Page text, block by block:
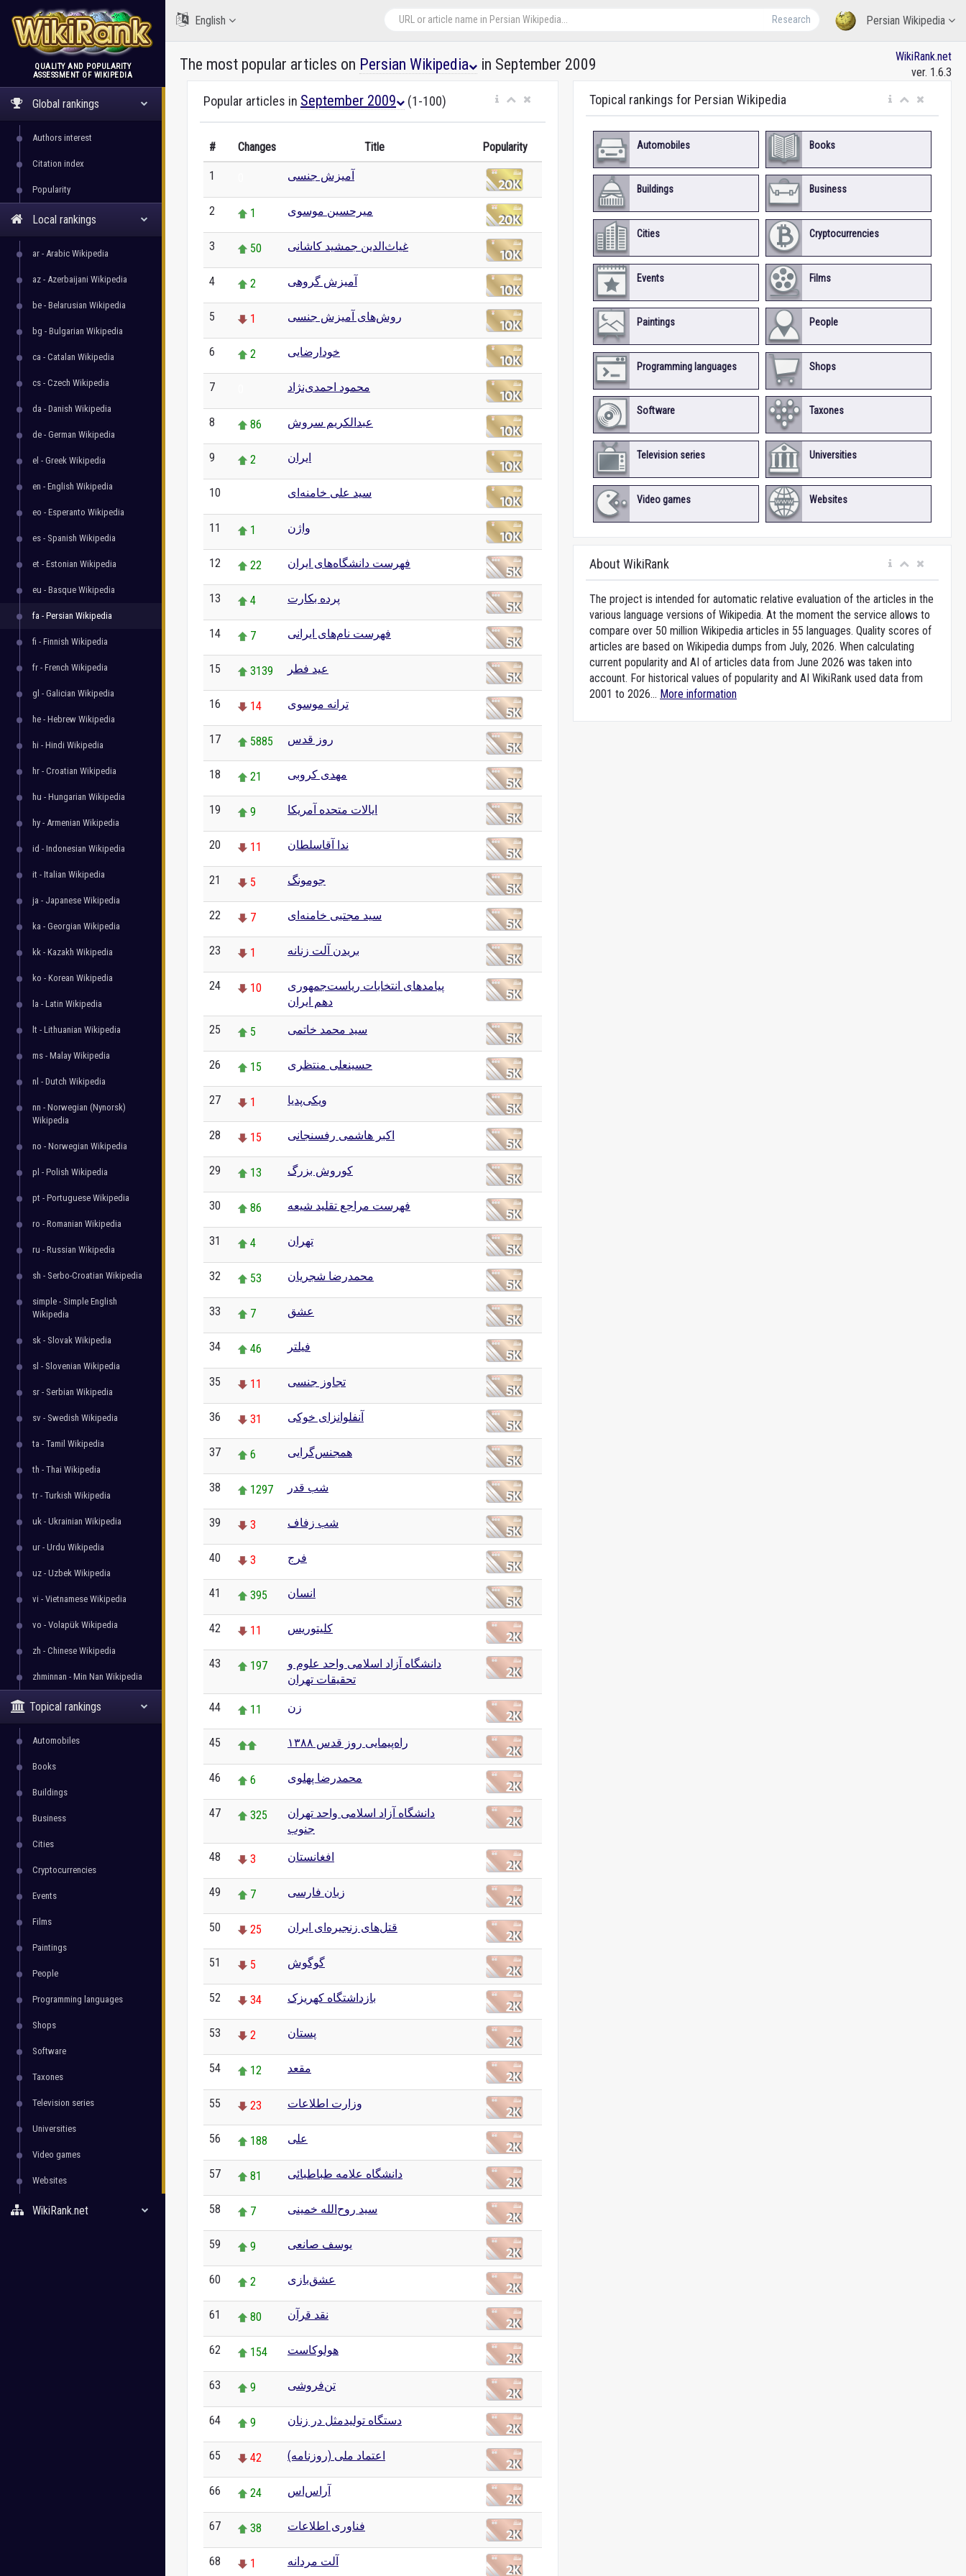
WikiRank
QUALITY AND POPULARITY
ASSESSMENT OF WIKIPEDIA
Global rankings
Authors interest
Citation index
Popularity
Local rankings
ar - Arabic Wikipedia
az - Azerbaijani Wikipedia
be - Belarusian Wikipedia
bg - Bulgarian Wikipedia
ca - Catalan Wikipedia
cs - Czech Wikipedia
da - Danish Wikipedia
de - German Wikipedia
el - Greek Wikipedia
en - English Wikipedia
eo - Esperanto Wikipedia
es - Spanish Wikipedia
et - Estonian Wikipedia
eu - Basque Wikipedia
fa - Persian Wikipedia
fi - Finnish Wikipedia
fr - French Wikipedia
gl - Galician Wikipedia
he - Hebrew Wikipedia
hi - Hindi Wikipedia
hr - Croatian Wikipedia
hu - Hungarian Wikipedia
hy - Armenian Wikipedia
id - Indonesian Wikipedia
it - Italian Wikipedia
ja - Japanese Wikipedia
ka - Georgian Wikipedia
kk - Kazakh Wikipedia
ko - Korean Wikipedia
la - Latin Wikipedia
lt - Lithuanian Wikipedia
ms - Malay Wikipedia
nl - Dutch Wikipedia
nn - Norwegian (Nynorsk)
Wikipedia
no - Norwegian Wikipedia
pl - Polish Wikipedia
pt - Portuguese Wikipedia
ro - Romanian Wikipedia
ru - Russian Wikipedia
sh - Serbo-Croatian Wikipedia
simple - Simple English
Wikipedia
sk - Slovak Wikipedia
sl - Slovenian Wikipedia
sr - Serbian Wikipedia
sv - Swedish Wikipedia
ta - Tamil Wikipedia
th - Thai Wikipedia
tr - Turkish Wikipedia
uk - Ukrainian Wikipedia
ur - Urdu Wikipedia
uz - Uzbek Wikipedia
vi - Vietnamese Wikipedia
vo - Volapük Wikipedia
zh - Chinese Wikipedia
zhminnan - Min Nan Wikipedia
Topical rankings
Automobiles
Books
Buildings
Business
Cities
Cryptocurrencies
Events
Films
Paintings
People
Programming languages
Shops
Software
Taxones
Television series
Universities
Video games
Websites
WikiRank.net
Persian Wikipedia
Research
English
The most popular articles on Persian Wikipedia in September 2009
WikiRank.net
ver. 1.6.3
Popular articles in September 2009 (1-100)
# Changes Title Popularity
1 آمیزش جنسی
2 1 میرحسین موسوی
3 50 غیاث‌الدین جمشید کاشانی
4 2 آمیزش گروهی
5 1 روش‌های آمیزش جنسی
6 2 خودارضایی
7 محمود احمدی‌نژاد
8 86 عبدالکریم سروش
9 2 ایران
10 سید علی خامنه‌ای
11 1 واژن
12 22 فهرست دانشگاه‌های ایران
13 4 پرده بکارت
14 7 فهرست نام‌های ایرانی
15 3139 عید فطر
16 14 ترانه موسوی
17 5885 روز قدس
18 21 مهدی کروبی
19 9 ایالات متحده آمریکا
20 11 ندا آقاسلطان
21 5 جومونگ
22 7 سید مجتبی خامنه‌ای
23 1 بریدن آلت زنانه
24 10
پیامدهای انتخابات ریاست‌جمهوری
دهم ایران
25 5 سید محمد خاتمی
26 15 حسینعلی منتظری
27 1 ویکی‌پدیا
28 15 اکبر هاشمی رفسنجانی
29 13 کوروش بزرگ
30 86 فهرست مراجع تقلید شیعه
31 4 تهران
32 53 محمدرضا شجریان
33 7 عشق
34 46 فیلتر
35 11 تجاوز جنسی
36 31 آنفلوانزای خوکی
37 6 همجنس‌گرایی
38 1297 شب قدر
39 3 شب زفاف
40 3 فرج
41 395 انسان
42 11 کلیتوریس
43 197
دانشگاه آزاد اسلامی واحد علوم و
تحقیقات تهران
44 11 زن
45 راه‌پیمایی روز قدس ۱۳۸۸
46 6 محمدرضا پهلوی
47 325
دانشگاه آزاد اسلامی واحد تهران
جنوب
48 3 افغانستان
49 7 زبان فارسی
50 25 قتل‌های زنجیره‌ای ایران
51 5 گوگوش
52 34 بازداشتگاه کهریزک
53 2 پستان
54 12 مقعد
55 23 وزارت اطلاعات
56 188 علی
57 81 دانشگاه علامه طباطبائی
58 7 سید روح‌الله خمینی
59 9 یوسف صانعی
60 2 عشق‌بازی
61 80 نقد قرآن
62 154 هولوکاست
63 9 تن‌فروشی
64 9 دستگاه تولیدمثل در زنان
65 42 اعتماد ملی (روزنامه)
66 24 آراس‌اس
67 38 فناوری اطلاعات
68 1 آلت مردانه
Topical rankings for Persian Wikipedia
Automobiles Books
Buildings Business
Cities Cryptocurrencies
Events Films
Paintings People
Programming languages Shops
Software Taxones
Television series Universities
Video games Websites
About WikiRank
The project is intended for automatic relative evaluation of the articles in the
various language versions of Wikipedia. At the moment the service allows to
compare over 50 million Wikipedia articles in 55 languages. Quality scores of
articles are based on Wikipedia dumps from July, 2026. When calculating
current popularity and AI of articles data from June 2026 was taken into
account. For historical values of popularity and AI WikiRank used data from
2001 to 2026... More information